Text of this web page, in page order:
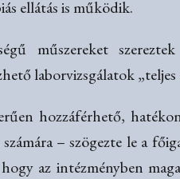
ellátás is működik.
műszereket
laborvizsgálatok
hozzáférhető,
– szögezte le a
az intézményben